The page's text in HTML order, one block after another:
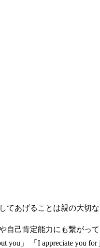
あげることは親の大切な
己肯定能力にも繋がっ
you」 「I appreciate you